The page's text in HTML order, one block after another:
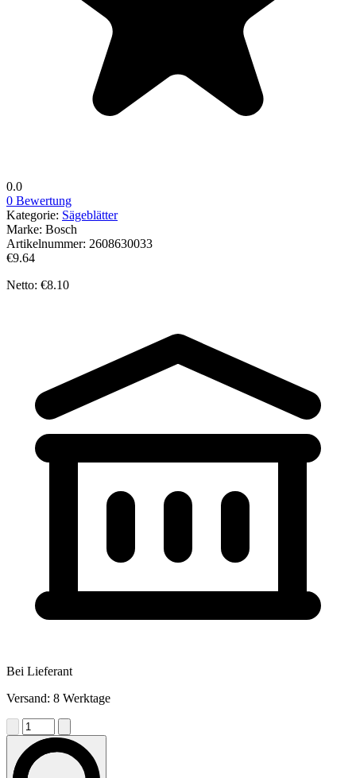
0.0
0 Bewertung
Kategorie: Sägeblätter
Marke: Bosch
Artikelnummer: 2608630033
€9.64
Netto: €8.10
Bei Lieferant
Versand: 8 Werktage